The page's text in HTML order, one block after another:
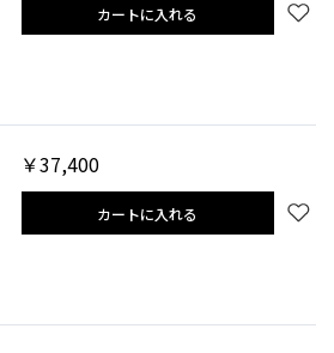
カートに入れる
￥37,400
カートに入れる